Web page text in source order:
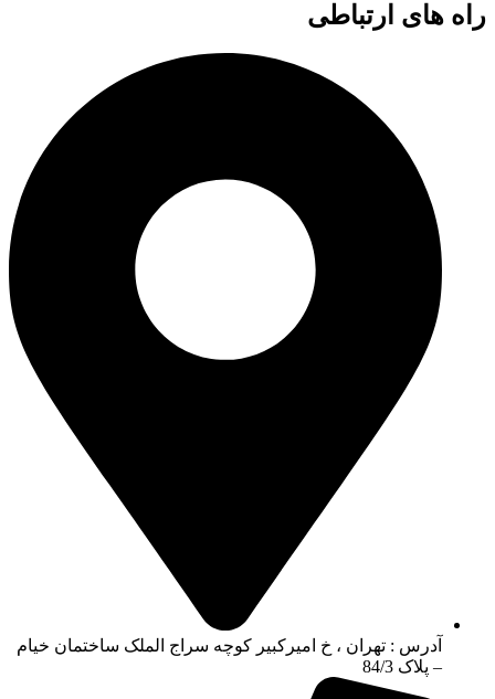
راه های ارتباطی
آدرس : تهران ، خ امیرکبیر کوچه سراج الملک ساختمان خیام
– پلاک 84/3